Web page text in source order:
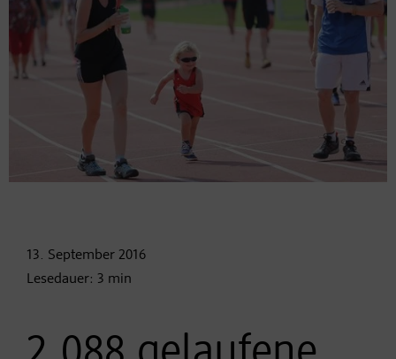
13. September 2016
Lesedauer: 3 min